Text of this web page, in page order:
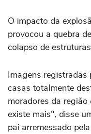
O impacto da
provocou a quebra
colapso de
Imagens registradas
casas totalmente
moradores da
existe mais", disse
pai arremessado